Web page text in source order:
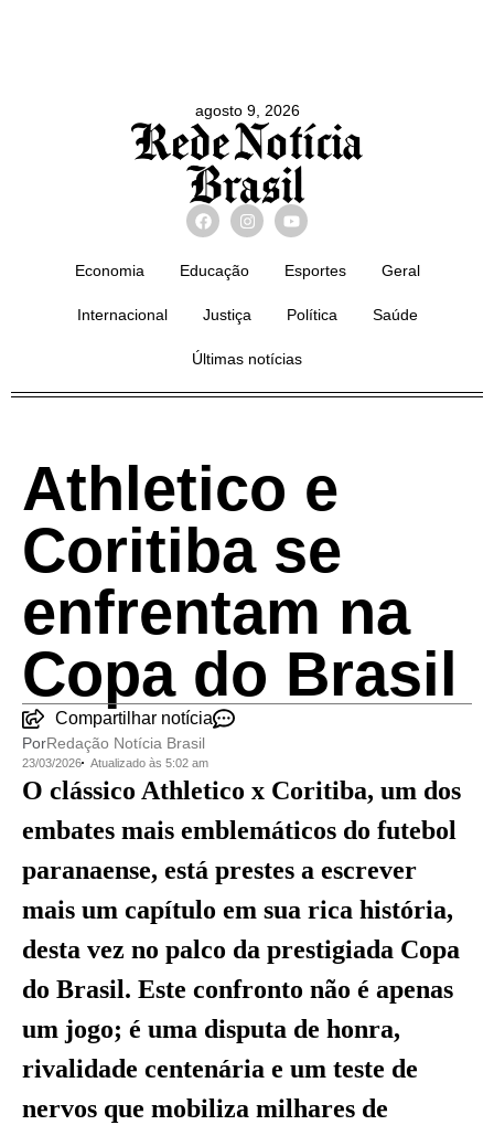
agosto 9, 2026
Economia Educação Esportes Geral
Internacional Justiça Política Saúde
Últimas notícias
Athletico e
Coritiba se
enfrentam na
Copa do Brasil
Compartilhar notícia
PorRedação Notícia Brasil
23/03/2026 Atualizado às 5:02 am
O clássico Athletico x Coritiba, um dos
embates mais emblemáticos do futebol
paranaense, está prestes a escrever
mais um capítulo em sua rica história,
desta vez no palco da prestigiada Copa
do Brasil. Este confronto não é apenas
um jogo; é uma disputa de honra,
rivalidade centenária e um teste de
nervos que mobiliza milhares de